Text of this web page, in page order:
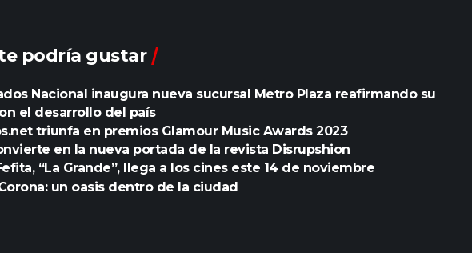
podría gustar
Nacional inaugura nueva sucursal Metro Plaza reafirmando su
el desarrollo del país
triunfa en premios Glamour Music Awards 2023
en la nueva portada de la revista Disrupshion
“La Grande”, llega a los cines este 14 de noviembre
un oasis dentro de la ciudad